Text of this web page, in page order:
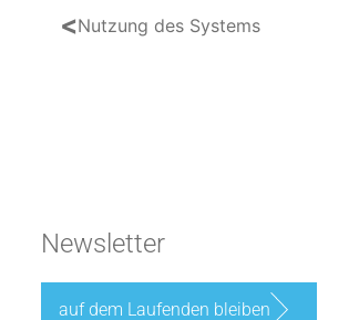
<Nutzung des Systems
Newsletter
auf dem Laufenden bleiben